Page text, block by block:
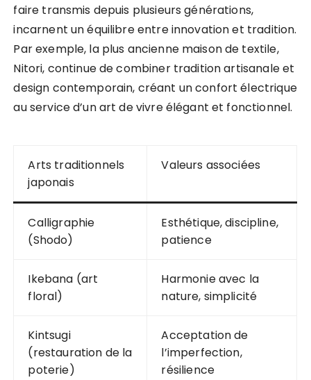
faire transmis depuis plusieurs générations,
incarnent un équilibre entre innovation et tradition.
Par exemple, la plus ancienne maison de textile,
Nitori, continue de combiner tradition artisanale et
design contemporain, créant un confort électrique
au service d’un art de vivre élégant et fonctionnel.
Arts traditionnels
japonais
Valeurs associées
Calligraphie
(Shodo)
Esthétique, discipline,
patience
Ikebana (art
floral)
Harmonie avec la
nature, simplicité
Kintsugi
(restauration de la
poterie)
Acceptation de
l’imperfection,
résilience